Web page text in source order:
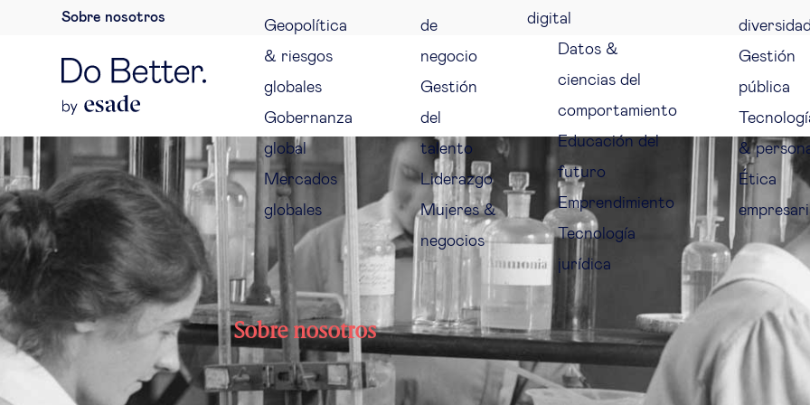
Sobre nosotros
Geopolítica
& riesgos
globales
Gobernanza
global
Mercados
globales
de
negocio
Gestión
del
talento
Liderazgo
Mujeres &
negocios
digital
Datos &
ciencias del
comportamiento
Educación del
futuro
Emprendimiento
Tecnología
jurídica
diversidad
Gestión
pública
&
Ética
Sobre nosotros